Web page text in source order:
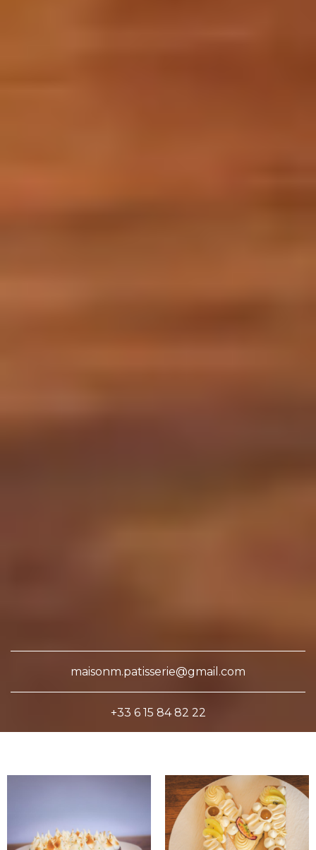
La pâtisserie sans gluten et
sans lactose qu'on aime
maisonm.patisserie@gmail.com
+33 6 15 84 82 22